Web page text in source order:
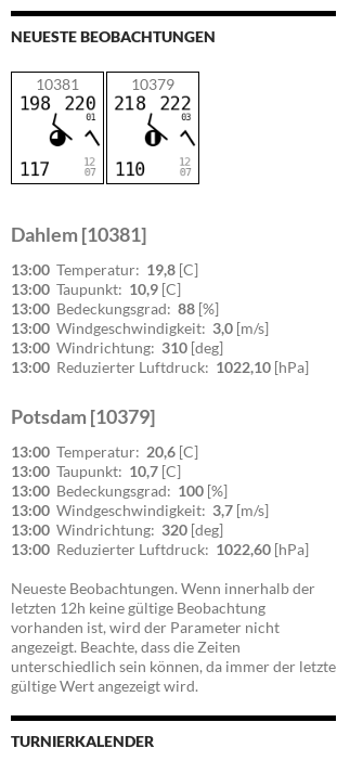
NEUESTE BEOBACHTUNGEN
10381 10379
Dahlem [10381]
13:00 Temperatur: 19,8 [C]
13:00 Taupunkt: 10,9 [C]
13:00 Bedeckungsgrad: 88 [%]
13:00 Windgeschwindigkeit: 3,0 [m/s]
13:00 Windrichtung: 310 [deg]
13:00 Reduzierter Luftdruck: 1022,10 [hPa]
Potsdam [10379]
13:00 Temperatur: 20,6 [C]
13:00 Taupunkt: 10,7 [C]
13:00 Bedeckungsgrad: 100 [%]
13:00 Windgeschwindigkeit: 3,7 [m/s]
13:00 Windrichtung: 320 [deg]
13:00 Reduzierter Luftdruck: 1022,60 [hPa]
Neueste Beobachtungen. Wenn innerhalb der
letzten 12h keine gültige Beobachtung
vorhanden ist, wird der Parameter nicht
angezeigt. Beachte, dass die Zeiten
unterschiedlich sein können, da immer der letzte
gültige Wert angezeigt wird.
TURNIERKALENDER